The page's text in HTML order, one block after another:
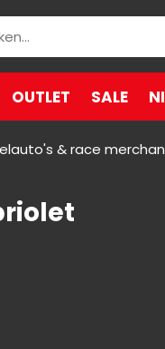
OUTLET SALE
& race